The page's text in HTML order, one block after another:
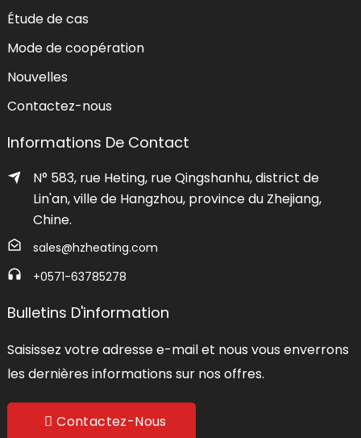
Étude de cas
Mode de coopération
Nouvelles
Contactez-nous
Informations De Contact
N° 583, rue Heting, rue Qingshanhu, district de
Lin'an, ville de Hangzhou, province du Zhejiang,
Chine.
sales@hzheating.com
+0571-63785278
Bulletins D'information
Saisissez votre adresse e-mail et nous vous enverrons
les dernières informations sur nos offres.
Contactez-Nous